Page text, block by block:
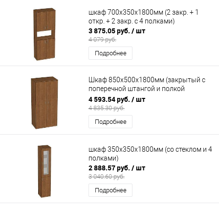
шкаф 700х350х1800мм (2 закр. + 1
откр. + 2 закр. с 4 полками)
3 875.05 руб. / шт
4 079 руб.
Подробнее
Шкаф 850х500х1800мм (закрытый с
поперечной штангой и полкой
верхней)
4 593.54 руб. / шт
4 835.30 руб.
Подробнее
шкаф 350х350х1800мм (со стеклом и 4
полками)
2 888.57 руб. / шт
3 040.60 руб.
Подробнее